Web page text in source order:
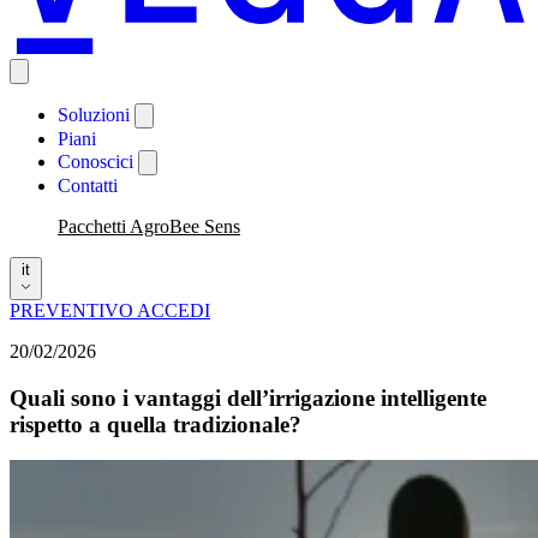
Soluzioni
Piani
Conoscici
Contatti
Pacchetti AgroBee Sens
it
PREVENTIVO ACCEDI
20/02/2026
Quali sono i vantaggi dell’irrigazione intelligente
rispetto a quella tradizionale?